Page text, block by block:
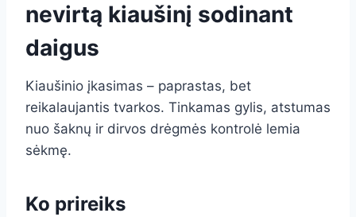
nevirtą kiaušinį sodinant
daigus
Kiaušinio įkasimas – paprastas, bet
reikalaujantis tvarkos. Tinkamas gylis, atstumas
nuo šaknų ir dirvos drėgmės kontrolė lemia
sėkmę.
Ko prireiks